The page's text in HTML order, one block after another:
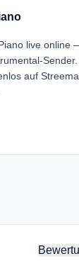
live online
auf